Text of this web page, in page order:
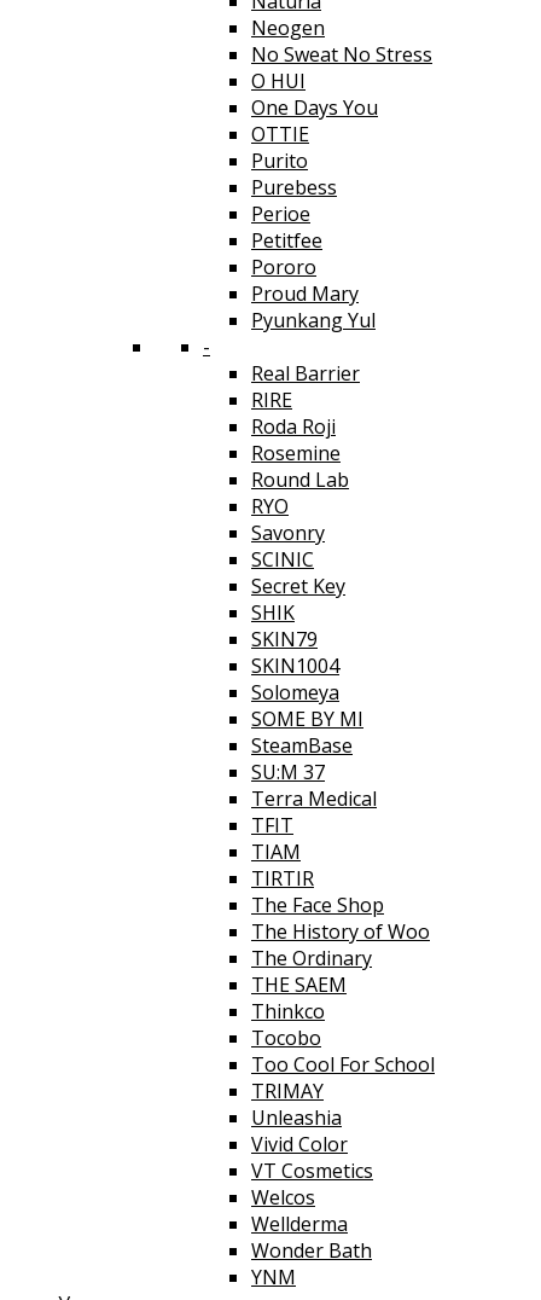
Neogen
No Sweat No Stress
O HUI
One Days You
OTTIE
Purito
Purebess
Perioe
Petitfee
Pororo
Proud Mary
Pyunkang Yul
-
Real Barrier
RIRE
Roda Roji
Rosemine
Round Lab
RYO
Savonry
SCINIC
Secret Key
SHIK
SKIN79
SKIN1004
Solomeya
SOME BY MI
SteamBase
SU:M 37
Terra Medical
TFIT
TIAM
TIRTIR
The Face Shop
The History of Woo
The Ordinary
THE SAEM
Thinkco
Tocobo
Too Cool For School
TRIMAY
Unleashia
Vivid Color
VT Cosmetics
Welcos
Wellderma
Wonder Bath
YNM